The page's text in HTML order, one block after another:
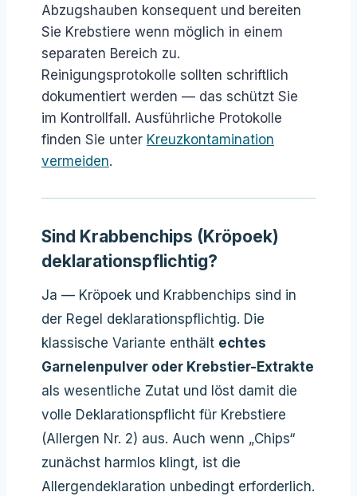
Abzugshauben konsequent und bereiten
Sie Krebstiere wenn möglich in einem
separaten Bereich zu.
Reinigungsprotokolle sollten schriftlich
dokumentiert werden — das schützt Sie
im Kontrollfall. Ausführliche Protokolle
finden Sie unter Kreuzkontamination
vermeiden.
Sind Krabbenchips (Kröpoek)
deklarationspflichtig?
Ja — Kröpoek und Krabbenchips sind in
der Regel deklarationspflichtig. Die
klassische Variante enthält echtes
Garnelenpulver oder Krebstier-Extrakte
als wesentliche Zutat und löst damit die
volle Deklarationspflicht für Krebstiere
(Allergen Nr. 2) aus. Auch wenn „Chips“
zunächst harmlos klingt, ist die
Allergendeklaration unbedingt erforderlich.